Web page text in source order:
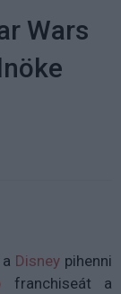
Wars
Disneypihenni
franchiseát a